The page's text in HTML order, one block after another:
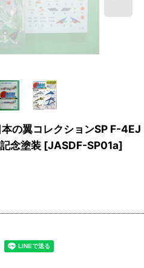
の翼コレクションSP F-4EJ
念塗装 [JASDF-SP01a]